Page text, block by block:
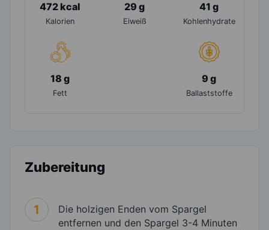
472 kcal
Kalorien
29 g
Eiweiß
41 g
Kohlenhydrate
18 g
Fett
9 g
Ballaststoffe
Zubereitung
1
Die holzigen Enden vom Spargel
entfernen und den Spargel 3-4 Minuten